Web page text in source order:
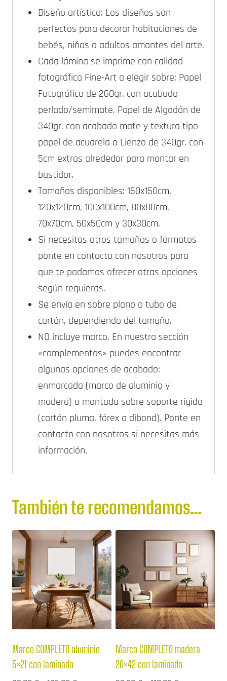
Diseño artístico: Los diseños son
perfectos para decorar habitaciones de
bebés, niños o adultos amantes del arte.
Cada lámina se imprime con calidad
fotográfica Fine-Art a elegir sobre: Papel
Fotográfico de 260gr. con acabado
perlado/semimate, Papel de Algodón de
340gr. con acabado mate y textura tipo
papel de acuarela o Lienzo de 340gr. con
5cm extras alrededor para montar en
bastidor.
Tamaños disponibles: 150x150cm,
120x120cm, 100x100cm, 80x80cm,
70x70cm, 50x50cm y 30x30cm.
Si necesitas otros tamaños o formatos
ponte en contacto con nosotros para
que te podamos ofrecer otras opciones
según requieras.
Se envía en sobre plano o tubo de
cartón, dependiendo del tamaño.
NO incluye marco. En nuestra sección
«complementos» puedes encontrar
algunas opciones de acabado:
enmarcada (marco de aluminio y
madera) o montada sobre soporte rígido
(cartón pluma, fórex o dibond). Ponte en
contacto con nosotros si necesitas más
información.
También te recomendamos…
Marco COMPLETO aluminio
5×21 con laminado
Marco COMPLETO madera
20×42 con laminado